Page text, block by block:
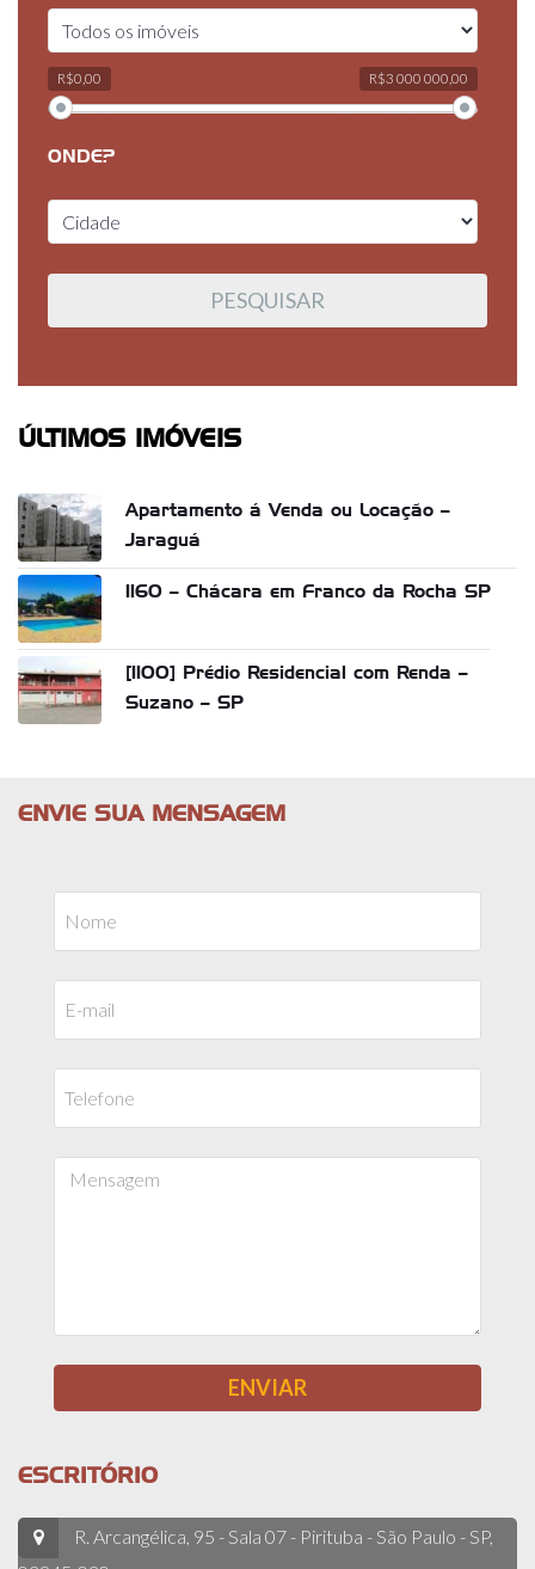
R$0,00 R$3 000 000,00
ONDE?
ÚLTIMOS IMÓVEIS
Apartamento á Venda ou Locação –
Jaraguá
1160 – Chácara em Franco da Rocha SP
[1100] Prédio Residencial com Renda –
Suzano – SP
ENVIE SUA MENSAGEM
ESCRITÓRIO
R. Arcangélica, 95 - Sala 07 - Pirituba - São Paulo - SP,